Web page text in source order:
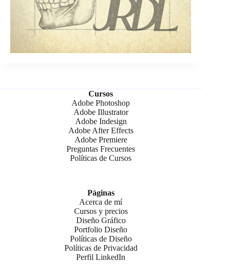
Cursos
Adobe Photoshop
Adobe Illustrator
Adobe Indesign
Adobe After Effects
Adobe Premiere
Preguntas Frecuentes
Políticas de Cursos
Páginas
Acerca de mí
Cursos y precios
Diseño Gráfico
Portfolio Diseño
Políticas de Diseño
Políticas de Privacidad
Perfil LinkedIn